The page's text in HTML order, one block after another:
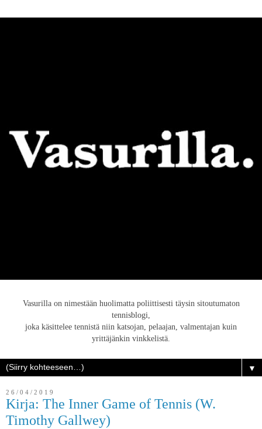
Vasurilla on nimestään huolimatta poliittisesti täysin sitoutumaton
tennisblogi,
joka käsittelee tennistä niin katsojan, pelaajan, valmentajan kuin
yrittäjänkin vinkkelistä.
▼
26/04/2019
Kirja: The Inner Game of Tennis (W.
Timothy Gallwey)